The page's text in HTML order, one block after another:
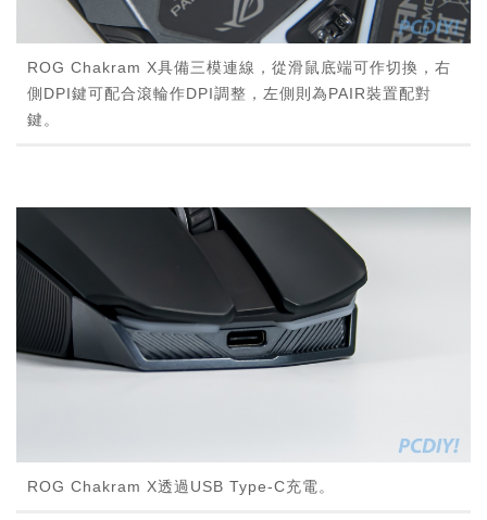
ROG Chakram X具備三模連線，從滑鼠底端可作切換，右
側DPI鍵可配合滾輪作DPI調整，左側則為PAIR裝置配對
鍵。
ROG Chakram X透過USB Type-C充電。